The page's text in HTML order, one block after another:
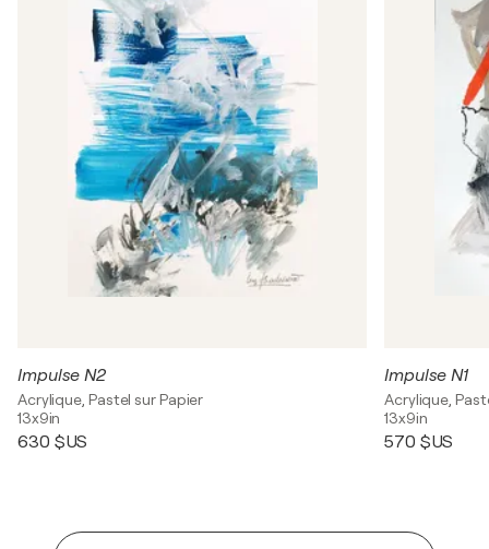
Impulse N2
Acrylique, Pastel sur Papier
13x9in
630 $US
Impulse N1
Acrylique,
13x9in
570 $US